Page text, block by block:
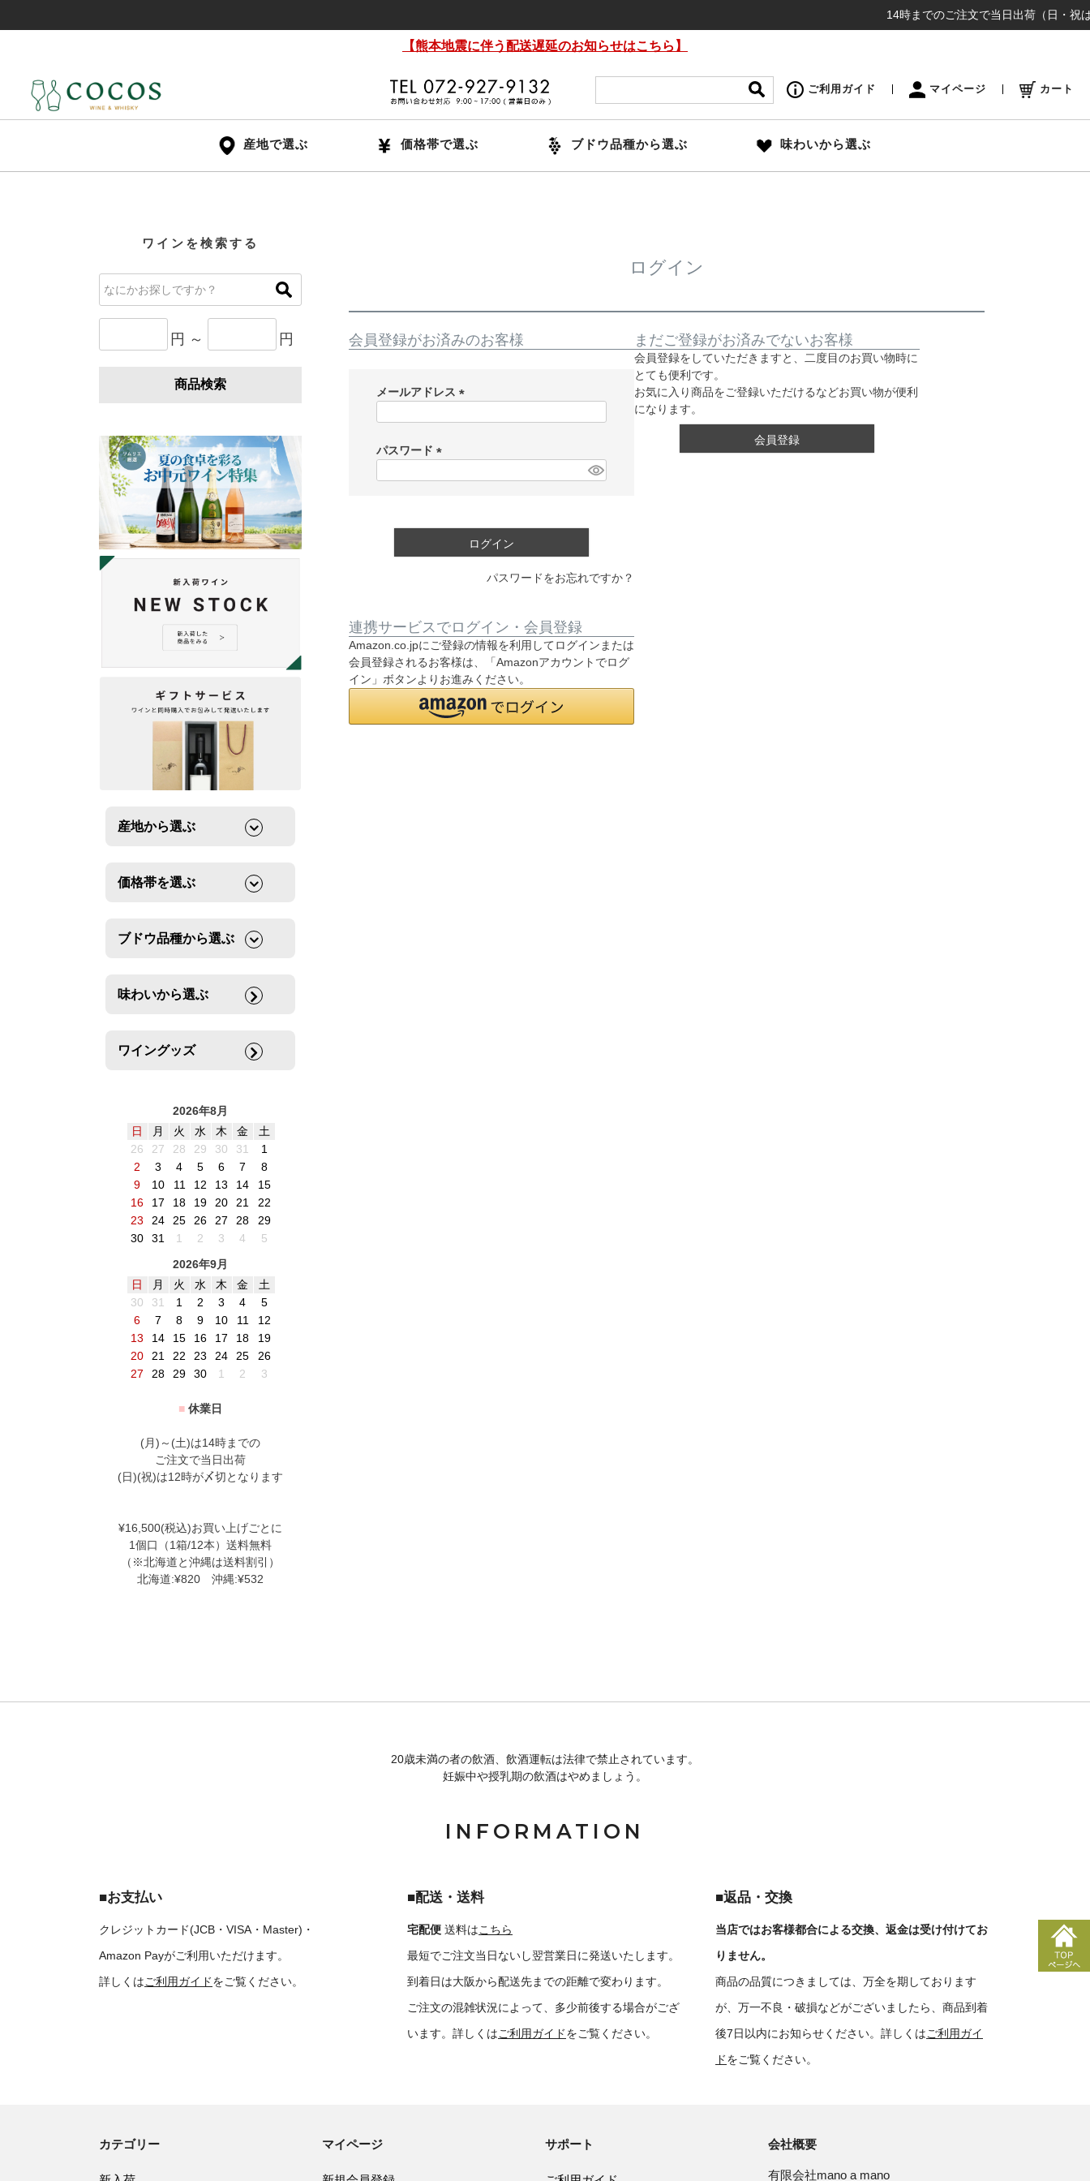
14時までのご注文で当日出荷（日・祝は
【熊本地震に伴う配送遅延のお知らせはこちら】
ご利用ガイド マイページ カート
産地で選ぶ 価格帯で選ぶ ブドウ品種から選ぶ 味わいから選ぶ
ワインを検索する
円 ～ 円
商品検索
産地から選ぶ
価格帯を選ぶ
ブドウ品種から選ぶ
味わいから選ぶ
ワイングッズ
2026年8月
日
月 火 水 木 金
土
26
27 28 29 30 31
1
2
3 4 5 6 7
8
9
10 11 12 13 14
15
16
17 18 19 20 21
22
23
24 25 26 27 28
29
30
31 1 2 3 4
5
2026年9月
日
月 火 水 木 金
土
30
31 1 2 3 4
5
6
7 8 9 10 11
12
13
14 15 16 17 18
19
20
21 22 23 24 25
26
27
28 29 30 1 2 3
■ 休業日
(月)～(土)は14時までの
ご注文で当日出荷
(日)(祝)は12時が〆切となります
¥16,500(税込)お買い上げごとに
1個口（1箱/12本）送料無料
（※北海道と沖縄は送料割引）
北海道:¥820 沖縄:¥532
ログイン
会員登録がお済みのお客様
メールアドレス
)
パスワード
ログイン
パスワードをお忘れですか？
連携サービスでログイン・会員登録
Amazon.co.jpにご登録の情報を利用してログインまたは
会員登録されるお客様は、「Amazonアカウントでログ
イン」ボタンよりお進みください。
まだご登録がお済みでないお客様
会員登録をしていただきますと、二度目のお買い物時に
とても便利です。
お気に入り商品をご登録いただけるなどお買い物が便利
になります。
会員登録
20歳未満の者の飲酒、飲酒運転は法律で禁止されています。
妊娠中や授乳期の飲酒はやめましょう。
INFORMATION
■お支払い
クレジットカード(JCB・VISA・Master)・
Amazon Payがご利用いただけます。
詳しくはご利用ガイドをご覧ください。
■配送・送料
宅配便 送料はこちら
最短でご注文当日ないし翌営業日に発送いたします。
到着日は大阪から配送先までの距離で変わります。
ご注文の混雑状況によって、多少前後する場合がござ
います。詳しくはご利用ガイドをご覧ください。
■返品・交換
当店ではお客様都合による交換、返金は受け付けてお
りません。
商品の品質につきましては、万全を期しております
が、万一不良・破損などがございましたら、商品到着
後7日以内にお知らせください。詳しくはご利用ガイ
ドをご覧ください。
カテゴリー マイページ サポート 会社概要
有限会社mano a mano